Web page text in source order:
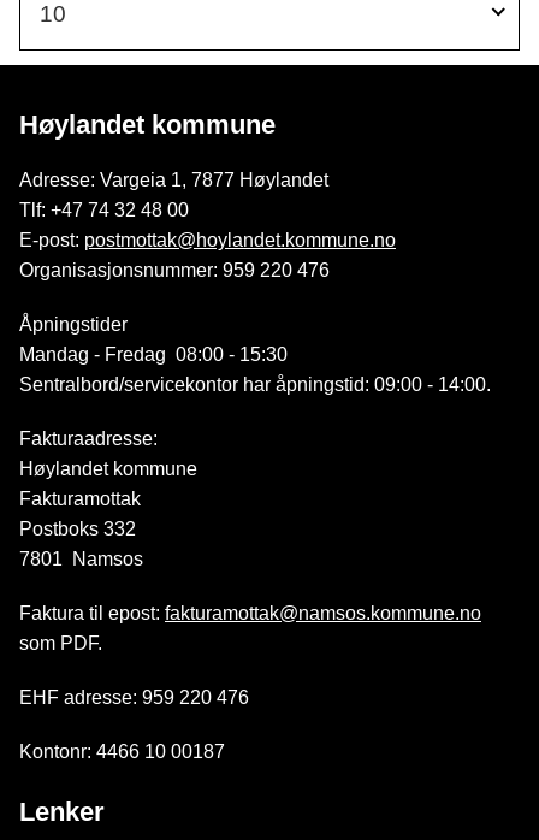
10
Høylandet kommune
Adresse: Vargeia 1, 7877 Høylandet
Tlf: +47 74 32 48 00
E-post: postmottak@hoylandet.kommune.no
Organisasjonsnummer: 959 220 476
Åpningstider
Mandag - Fredag 08:00 - 15:30
Sentralbord/servicekontor har åpningstid: 09:00 - 14:00.
Fakturaadresse:
Høylandet kommune
Fakturamottak
Postboks 332
7801 Namsos
Faktura til epost: fakturamottak@namsos.kommune.no
som PDF.
EHF adresse: 959 220 476
Kontonr: 4466 10 00187
Lenker